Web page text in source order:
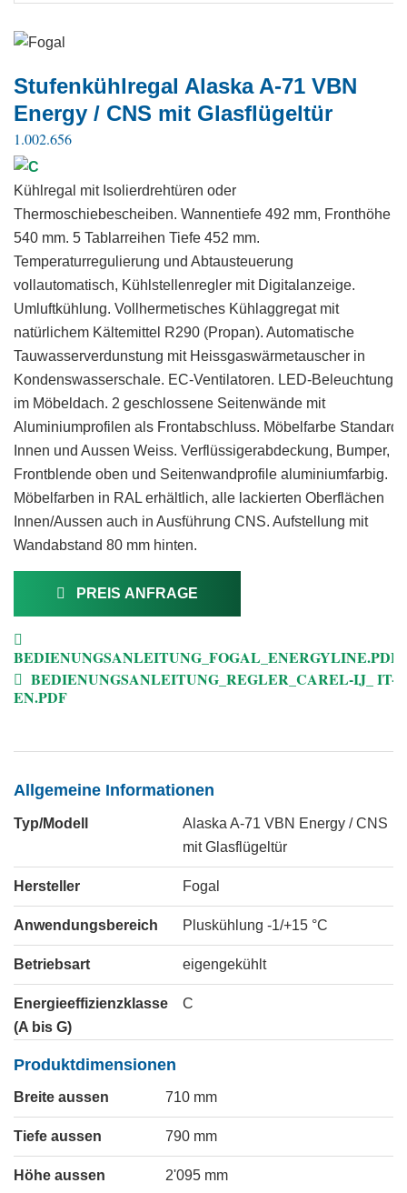
Stufenkühlregal Alaska A-71 VBN
Energy / CNS mit Glasflügeltür
1.002.656
Kühlregal mit Isolierdrehtüren oder
Thermoschiebescheiben. Wannentiefe 492 mm, Fronthöhe
540 mm. 5 Tablarreihen Tiefe 452 mm.
Temperaturregulierung und Abtausteuerung
vollautomatisch, Kühlstellenregler mit Digitalanzeige.
Umluftkühlung. Vollhermetisches Kühlaggregat mit
natürlichem Kältemittel R290 (Propan). Automatische
Tauwasserverdunstung mit Heissgaswärmetauscher in
Kondenswasserschale. EC-Ventilatoren. LED-Beleuchtung
im Möbeldach. 2 geschlossene Seitenwände mit
Aluminiumprofilen als Frontabschluss. Möbelfarbe Standard
Innen und Aussen Weiss. Verflüssigerabdeckung, Bumper,
Frontblende oben und Seitenwandprofile aluminiumfarbig.
Möbelfarben in RAL erhältlich, alle lackierten Oberflächen
Innen/Aussen auch in Ausführung CNS. Aufstellung mit
Wandabstand 80 mm hinten.
PREIS ANFRAGE
BEDIENUNGSANLEITUNG_FOGAL_ENERGYLINE.PDF
BEDIENUNGSANLEITUNG_REGLER_CAREL-IJ_ IT-
EN.PDF
Allgemeine Informationen
Typ/Modell
Alaska A-71 VBN Energy / CNS
mit Glasflügeltür
Hersteller Fogal
Anwendungsbereich Pluskühlung -1/+15 °C
Betriebsart eigengekühlt
Energieeffizienzklasse
(A bis G)
C
Produktdimensionen
Breite aussen 710 mm
Tiefe aussen 790 mm
Höhe aussen 2'095 mm